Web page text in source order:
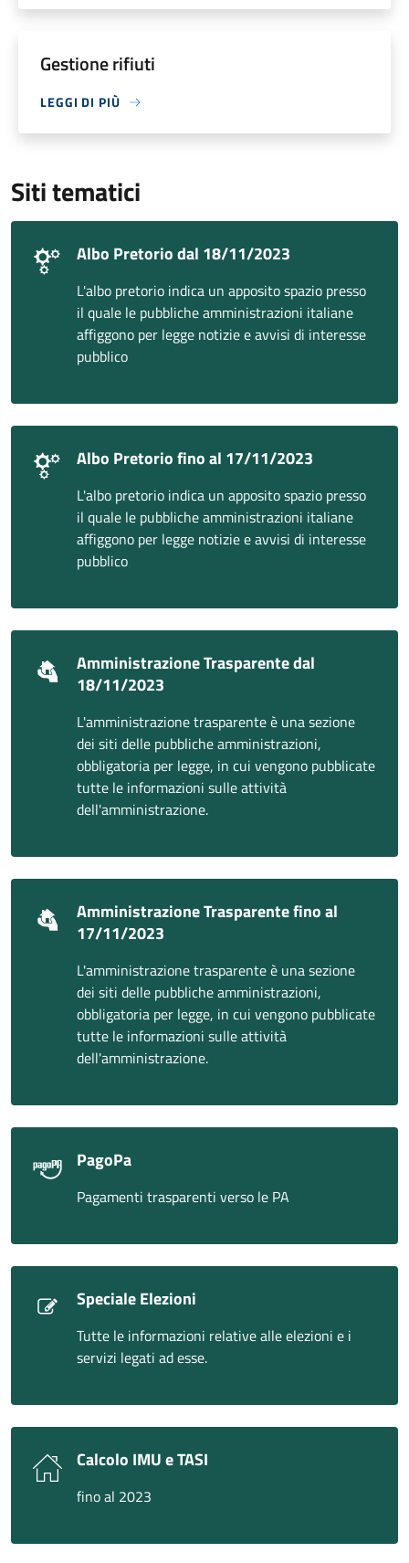
Gestione rifiuti
LEGGI DI PIÙ
Siti tematici
Albo Pretorio dal 18/11/2023
L'albo pretorio indica un apposito spazio presso
il quale le pubbliche amministrazioni italiane
affiggono per legge notizie e avvisi di interesse
pubblico
Albo Pretorio fino al 17/11/2023
L'albo pretorio indica un apposito spazio presso
il quale le pubbliche amministrazioni italiane
affiggono per legge notizie e avvisi di interesse
pubblico
Amministrazione Trasparente dal
18/11/2023
L'amministrazione trasparente è una sezione
dei siti delle pubbliche amministrazioni,
obbligatoria per legge, in cui vengono pubblicate
tutte le informazioni sulle attività
dell'amministrazione.
Amministrazione Trasparente fino al
17/11/2023
L'amministrazione trasparente è una sezione
dei siti delle pubbliche amministrazioni,
obbligatoria per legge, in cui vengono pubblicate
tutte le informazioni sulle attività
dell'amministrazione.
PagoPa
Pagamenti trasparenti verso le PA
Speciale Elezioni
Tutte le informazioni relative alle elezioni e i
servizi legati ad esse.
Calcolo IMU e TASI
fino al 2023